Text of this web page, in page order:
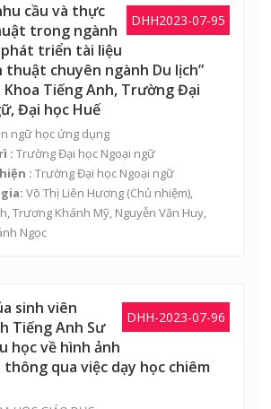
DHH2023-07-95
cầu và thực
trong ngành
triển tài liệu
thuật chuyên ngành Du lịch”
Khoa Tiếng Anh, Trường Đại
Đại học Huế
ngữ học ứng dụng
: Trường Đại học Ngoại ngữ
: Trường Đại học Ngoại ngữ
Võ Thị Liên Hương (Chủ nhiệm),
,Trương Khánh Mỹ, Nguyễn Văn Huy,
Ngọc
DHH-2023-07-96
sinh viên
Tiếng Anh Sư
học về hình ảnh
thông qua việc dạy học chiêm